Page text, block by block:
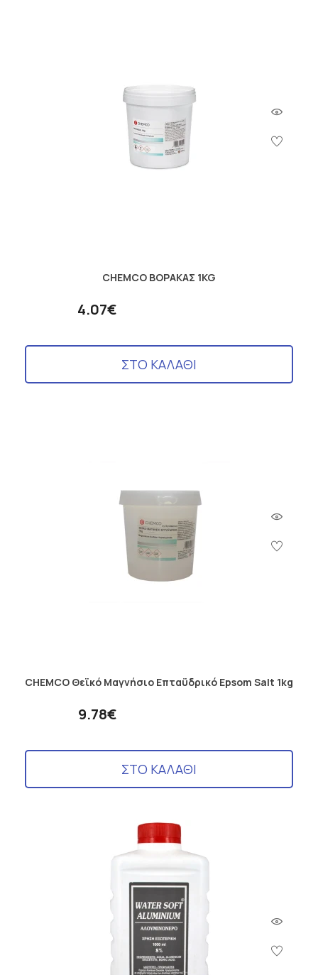
CHEMCO ΒΟΡΑΚΑΣ 1KG
4.07€
ΣΤΟ ΚΑΛΑΘΙ
CHEMCO Θεϊκό Μαγνήσιο Επταϋδρικό Epsom Salt 1kg
9.78€
ΣΤΟ ΚΑΛΑΘΙ